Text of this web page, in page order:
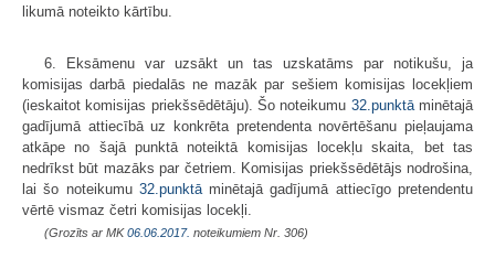
likumā noteikto kārtību.
6. Eksāmenu var uzsākt un tas uzskatāms par notikušu, ja
komisijas darbā piedalās ne mazāk par sešiem komisijas locekļiem
(ieskaitot komisijas priekšsēdētāju). Šo noteikumu 32.punktāminētajā
gadījumā attiecībā uz konkrēta pretendenta novērtēšanu pieļaujama
atkāpe no šajā punktā noteiktā komisijas locekļu skaita, bet tas
nedrīkst būt mazāks par četriem. Komisijas priekšsēdētājs nodrošina,
lai šo noteikumu 32.punktāminētajā gadījumā attiecīgo pretendentu
vērtē vismaz četri komisijas locekļi.
(Grozīts ar MK06.06.2017. noteikumiem Nr. 306)